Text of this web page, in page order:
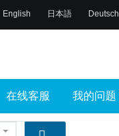
English 日本語 Deutsch
在线客服 我的问题